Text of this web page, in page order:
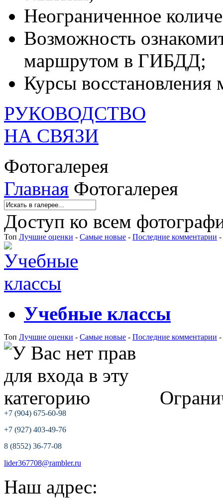
Неограниченное
Возможность
маршрутом в ГИБДД;
Курсы восстановления
РУКОВОДСТВО
НА СВЯЗИ
Фотогалерея
Главная Фотогалерея
Доступ ко всем
Топ Лучшие оценки - Самые новые - Последние комментарии -
Учебные классы
Топ Лучшие оценки - Самые новые - Последние комментарии -
+7 (904) 675-60-98
+7 (927) 403-49-76
8 (8552) 36-77-08
lider367708@rambler.ru
Наш адрес: